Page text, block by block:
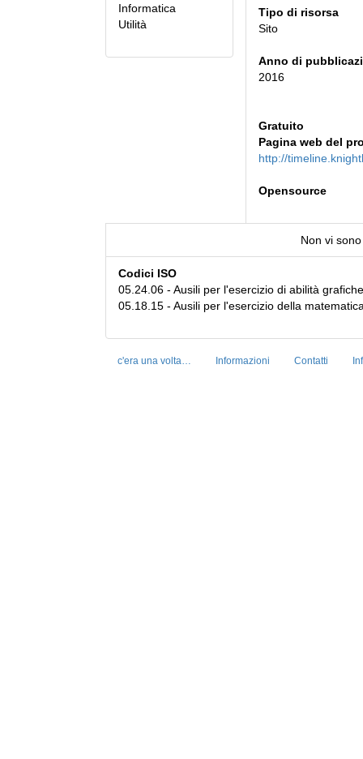
Informatica
Utilità
Tipo di risorsa
Sito
Anno di
2016
Gratuito
Pagina web del
http://
Opensource
Non vi
Codici ISO
05.24.06 - Ausili per l'esercizio di abilità grafiche
05.18.15 - Ausili per l'esercizio della
c'era una volta… Informazioni Contatti